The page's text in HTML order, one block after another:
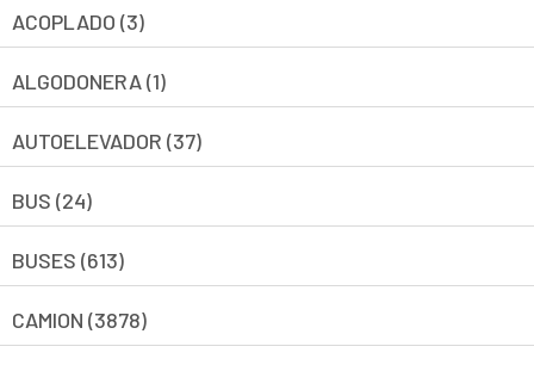
ACOPLADO (3)
ALGODONERA (1)
AUTOELEVADOR (37)
BUS (24)
BUSES (613)
CAMION (3878)